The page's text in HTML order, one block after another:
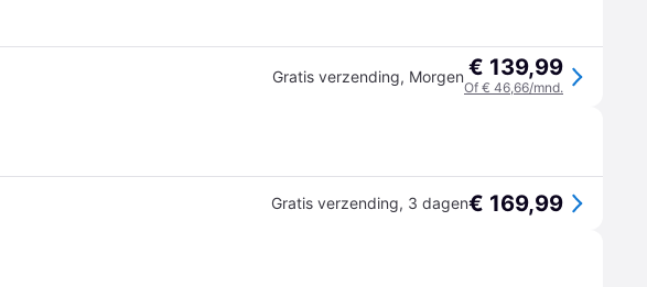
Gratis verzending, Morgen € 139,99
Of € 46,66/mnd.
Gratis verzending, 3 dagen€ 169,99